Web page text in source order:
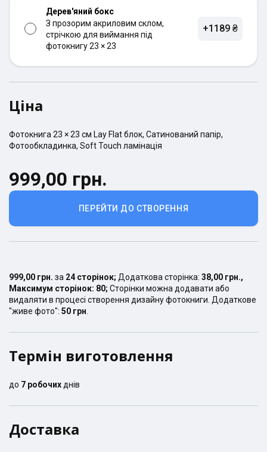
Дерев'яний бокс
З прозорим акриловим склом,
стрічкою для виймання під
фотокнигу 23 × 23
+1189 ₴
Ціна
Фотокнига 23 × 23 см Lay Flatблок, Сатинований папір,
Фотообкладинка, Soft Touch ламінація
ПЕРЕЙТИ ДО СТВОРЕННЯ
999,00 грн.
999,00 грн. за 24 сторінок; Додаткова сторінка: 38,00 грн.,
Максимум сторінок: 80; Сторінки можна додавати або
видаляти в процесі створення дизайну фотокниги. Додаткове
"живе фото": 50 грн
Термін виготовлення
до 7 робочих днів
Доставка